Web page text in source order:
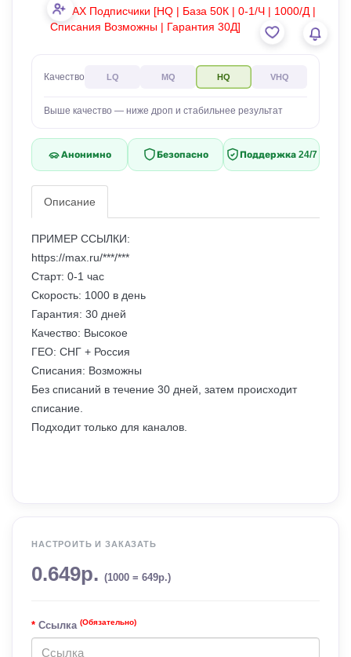
Качество LQ MQ HQ VHQ
Выше качество — ниже дроп и стабильнее результат
Анонимно Безопасно Поддержка 24/7
Описание
ПРИМЕР ССЫЛКИ:
https://max.ru/***/***
Старт: 0-1 час
Скорость: 1000 в день
Гарантия: 30 дней
Качество: Высокое
ГЕО: СНГ + Россия
Списания: Возможны
Без списаний в течение 30 дней, затем происходит
списание.
Подходит только для каналов.
НАСТРОИТЬ И ЗАКАЗАТЬ
0.649р. (1000 = 649р.)
Ссылка (Обязательно)